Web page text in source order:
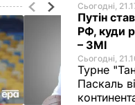
Сьогодні,
Путін
РФ, куди
– ЗМІ
Сьогодні,
Турне
Паскаль